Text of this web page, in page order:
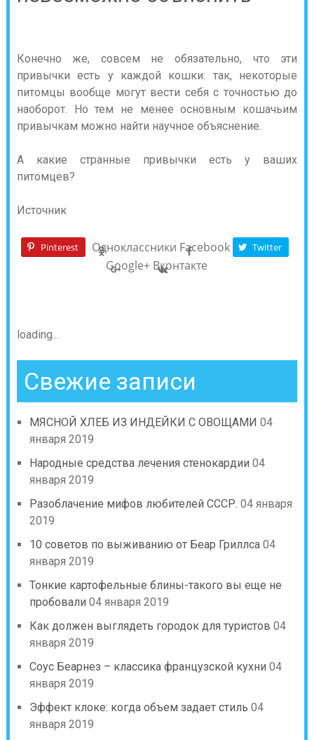
Конечно же, совсем не обязательно, что эти
привычки есть у каждой кошки: так, некоторые
питомцы вообще могут вести себя с точностью до
наоборот. Но тем не менее основным кошачьим
привычкам можно найти научное объяснение.
А какие странные привычки есть у ваших
питомцев?
Источник
Pinterest Одноклассники Facebook Twitter
Google+ Вконтакте
loading...
Свежие записи
МЯСНОЙ ХЛЕБ ИЗ ИНДЕЙКИ С ОВОЩАМИ 04
января 2019
Народные средства лечения стенокардии 04
января 2019
Разоблачение мифов любителей СССР. 04 января
2019
10 советов по выживанию от Беар Гриллса 04
января 2019
Тонкие картофельные блины-такого вы еще не
пробовали 04 января 2019
Как должен выглядеть городок для туристов 04
января 2019
Соус Беарнез – классика французской кухни 04
января 2019
Эффект клоке: когда объем задает стиль 04
января 2019